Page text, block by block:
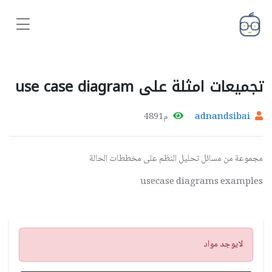
تجميعات امثلة على use case diagram
adnandsibai م4891
مجموعة من مسائل تحليل النظم على مخططات الحالة
usecase diagrams examples
تنبيه
لايوجد مواد